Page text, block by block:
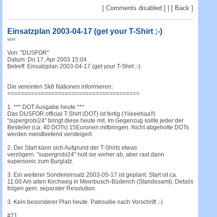
[ Comments disabled ] | [ Back ]
Einsatzplan 2003-04-17 (get your T-Shirt ;-)
von
Von: "DUSFOR"
Datum: Do 17, Apr 2003 15:04
Betreff: Einsatzplan 2003-04-17 (get your T-Shirt ;-)
Die vereinten Sk8 Nationen informieren:
=======================================
1. *** DOT Ausgabe heute ***
Das DUSFOR official T-Shirt (DOT) ist fertig (Yiieeehaa!!)
"supergrobi24" bringt diese heute mit. Im Gegenzug sollte jeder der
Besteller (ca. 40 DOTs) 15Euronen mitbringen. Nicht abgeholte DOTs
werden meistbietend versteigert.
2. Der Start kann sich Aufgrund der T-Shirts etwas
verzögern. "supergrobi24" holt sie vorher ab, aber rast dann
supersonic zum Burglatz.
3. Ein weiterer Sondereinsatz 2003-05-17 ist geplant. Start ist ca.
11:00 Am alten Kirchweg in Meerbusch-Büderich (Standesamt). Details
folgen gem. separater Resolution.
3. Kein besonderer Plan heute. Patroullie nach Vorschrift ;-)
#71